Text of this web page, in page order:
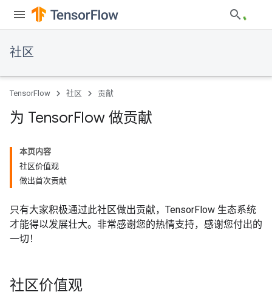
社区
TensorFlow 社区 贡献
为 TensorFlow 做贡献
本页内容
社区价值观
做出首次贡献
只有大家积极通过此社区做出贡献，TensorFlow 生态系统
才能得以发展壮大。非常感谢您的热情支持，感谢您付出的
一切！
社区价值观